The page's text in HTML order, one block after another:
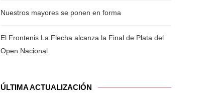
Nuestros mayores se ponen en forma
El Frontenis La Flecha alcanza la Final de Plata del
Open Nacional
ÚLTIMA ACTUALIZACIÓN